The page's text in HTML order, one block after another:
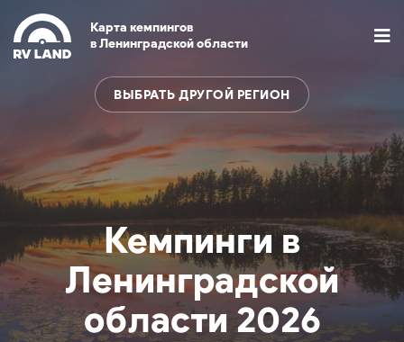
Карта кемпингов
в Ленинградской области
ВЫБРАТЬ ДРУГОЙ РЕГИОН
Кемпинги в
Ленинградской
области 2026